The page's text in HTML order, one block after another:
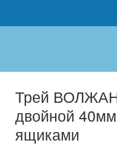
Трей
двойной
ящиками